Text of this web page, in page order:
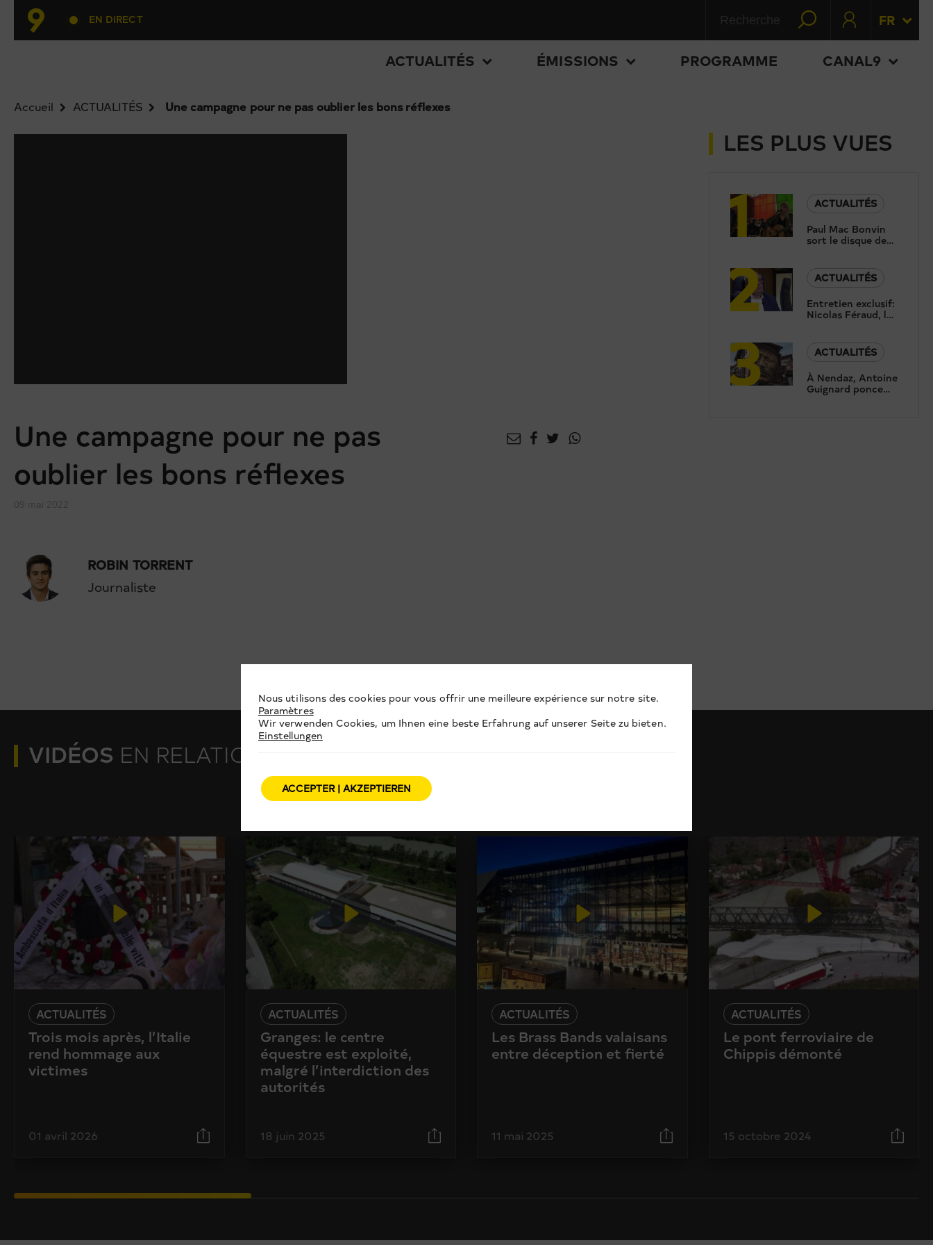
EN DIRECT FR
ACTUALITÉS ÉMISSIONS PROGRAMME CANAL9
Accueil ACTUALITÉS Une campagne pour ne pas oublier les bons réflexes
Une campagne pour ne pas
oublier les bons réflexes
ROBIN TORRENT
Journaliste
LES PLUS VUES
1
ACTUALITÉS
Paul Mac Bonvin
sort le disque de
sa fille, trois ans
disparition
2
ACTUALITÉS
Entretien exclusif:
Nicolas Féraud, le
répond aux
questions de
Canal9
3
ACTUALITÉS
À Nendaz, Antoine
Guignard ponce
des portraits pour
VIDÉOS EN RELATION
ACTUALITÉS
Trois mois après, l’Italie
rend hommage aux
victimes
01 avril 2026
ACTUALITÉS
Granges: le centre
équestre est exploité,
malgré l’interdiction des
autorités
18 juin 2025
ACTUALITÉS
Les Brass Bands valaisans
entre déception et fierté
11 mai 2025
ACTUALITÉS
Le pont ferroviaire de
Chippis démonté
15 octobre 2024
Nous utilisons des cookies pour vous offrir une meilleure expérience sur notre site.
Paramètres
Wir verwenden Cookies, um Ihnen eine beste Erfahrung auf unserer Seite zu bieten.
Einstellungen
ACCEPTER | AKZEPTIEREN